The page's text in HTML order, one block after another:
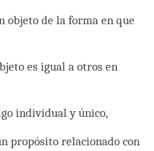
objeto de la forma en que
es igual a otros en
individual y único,
propósito relacionado con